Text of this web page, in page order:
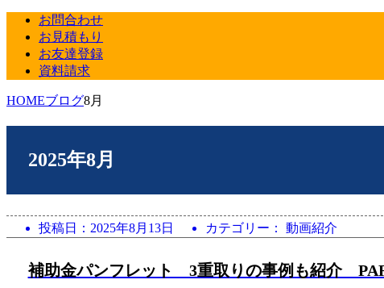
お問合わせ
お見積もり
お友達登録
資料請求
HOMEブログ8月
2025年8月
投稿日： 2025年8月13日 カテゴリー： 動画紹介
補助金パンフレット 3重取りの事例も紹介